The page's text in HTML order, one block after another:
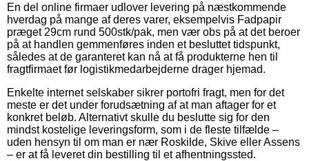
En del online firmaer udlover levering på næstkommende
hverdag på mange af deres varer, eksempelvis Fadpapir
præget 29cm rund 500stk/pak, men vær obs på at det beroer
på at handlen gemmenføres inden et besluttet tidspunkt,
således at de garanteret kan nå at få produkterne hen til
fragtfirmaet før logistikmedarbejderne drager hjemad.
Enkelte internet selskaber sikrer portofri fragt, men for det
meste er det under forudsætning af at man aftager for et
konkret beløb. Alternativt skulle du beslutte sig for den
mindst kostelige leveringsform, som i de fleste tilfælde –
uden hensyn til om man er nær Roskilde, Skive eller Assens
– er at få leveret din bestilling til et afhentningssted.